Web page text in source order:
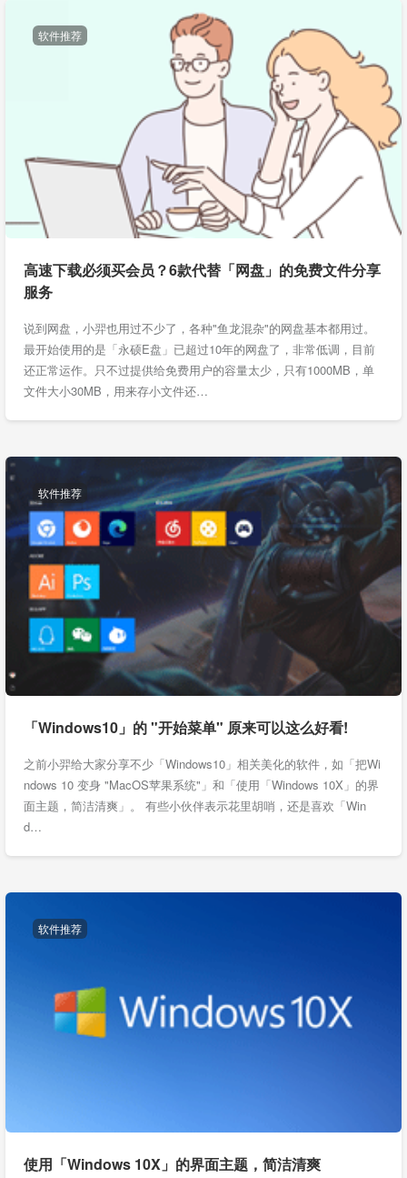
软件推荐
高速下载必须买会员？6款代替「网盘」的免费文件分享
服务
说到网盘，小羿也用过不少了，各种"鱼龙混杂"的网盘基本都用过。
最开始使用的是「永硕E盘」已超过10年的网盘了，非常低调，目前
还正常运作。只不过提供给免费用户的容量太少，只有1000MB，单
文件大小30MB，用来存小文件还…
软件推荐
「Windows10」的 "开始菜单" 原来可以这么好看!
之前小羿给大家分享不少「Windows10」相关美化的软件，如「把Wi
ndows 10 变身 "MacOS苹果系统"」和「使用「Windows 10X」的界
面主题，简洁清爽」。 有些小伙伴表示花里胡哨，还是喜欢「Win
d…
软件推荐
使用「Windows 10X」的界面主题，简洁清爽